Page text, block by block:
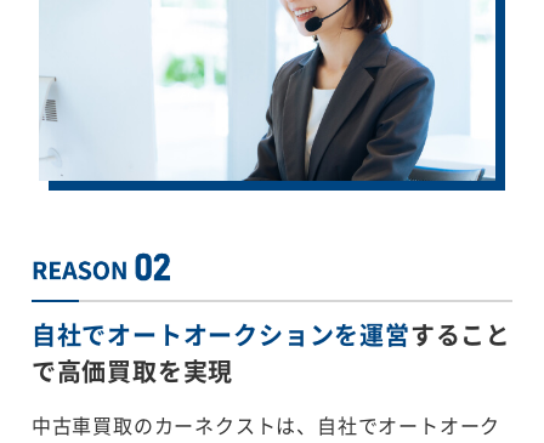
自社でオートオークションを運営すること
で高価買取を実現
中古車買取のカーネクストは、自社でオートオーク